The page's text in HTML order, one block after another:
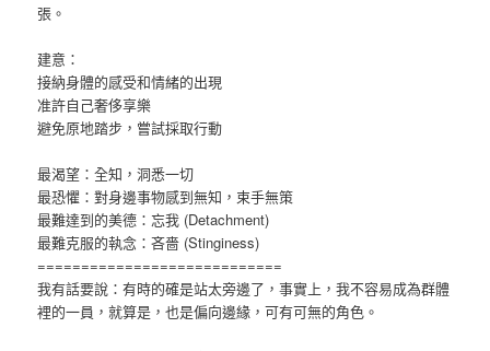
張。
建意：
接納身體的感受和情緒的出現
准許自己奢侈享樂
避免原地踏步，嘗試採取行動
最渴望：全知，洞悉一切
最恐懼：對身邊事物感到無知，束手無策
最難達到的美德：忘我 (Detachment)
最難克服的執念：吝嗇 (Stinginess)
============================
我有話要說：有時的確是站太旁邊了，事實上，我不容易成為群體
裡的一員，就算是，也是偏向邊緣，可有可無的角色。